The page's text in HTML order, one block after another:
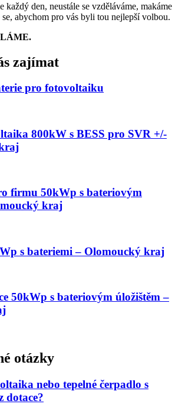
každý den, neustále se vzděláváme, makáme
se, abychom pro vás byli tou nejlepší volbou.
zajímat
pro fotovoltaiku
800kW s BESS pro SVR +/-
firmu 50kWp s bateriovým
kraj
s bateriemi – Olomoucký kraj
50kWp s bateriovým úložištěm –
otázky
nebo tepelné čerpadlo s
dotace?